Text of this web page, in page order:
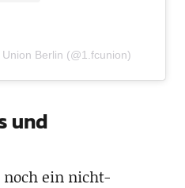
Berlin (@1.fcunion)
und
noch ein nicht-